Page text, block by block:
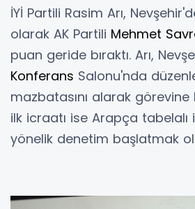
İYİ Partili Rasim Arı,
olarak AK Partili Mehmet
puan geride bıraktı. Arı,
Konferans Salonu'nda
mazbatasını alarak görevine
ilk icraatı ise Arapça tabelalı
yönelik denetim başlatmak